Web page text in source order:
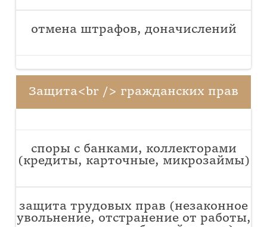
отмена штрафов, доначислений
Защита<br /> гражданских прав
споры с банками, коллекторами
(кредиты, карточные, микрозаймы)
защита трудовых прав (незаконное
увольнение, отстранение от работы,